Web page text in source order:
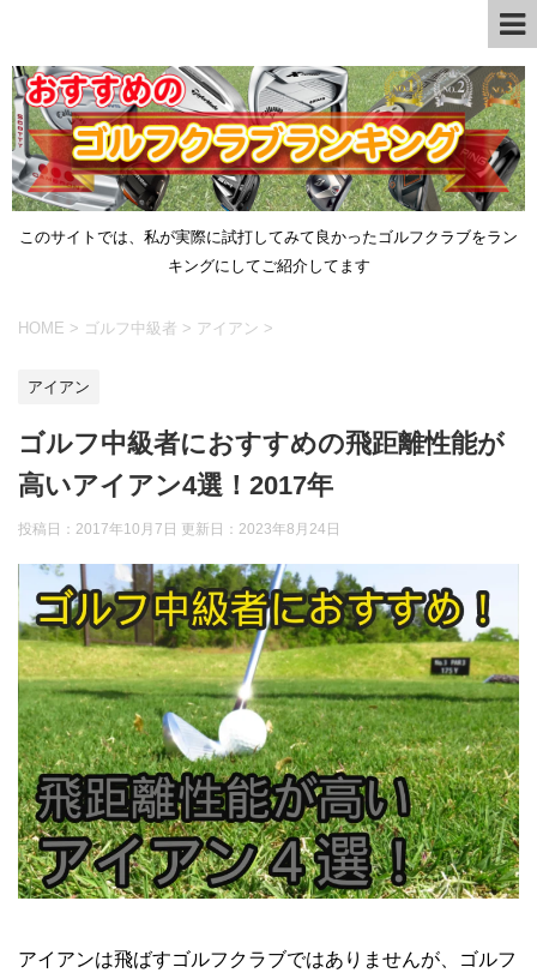
このサイトでは、私が実際に試打してみて良かったゴルフクラブをラン
キングにしてご紹介してます
HOME > ゴルフ中級者 > アイアン >
アイアン
ゴルフ中級者におすすめの飛距離性能が
高いアイアン4選！2017年
投稿日：2017年10月7日 更新日： 2023年8月24日
アイアンは飛ばすゴルフクラブではありませんが、ゴルフ